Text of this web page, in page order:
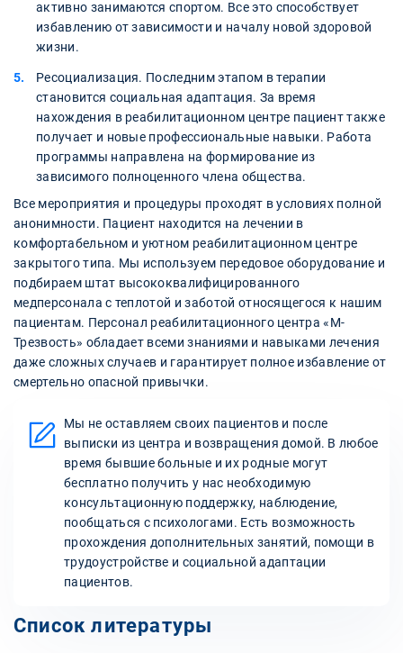
активно занимаются спортом. Все это способствует
избавлению от зависимости и началу новой здоровой
жизни.
Ресоциализация. Последним этапом в терапии
становится социальная адаптация. За время
нахождения в реабилитационном центре пациент также
получает и новые профессиональные навыки. Работа
программы направлена на формирование из
зависимого полноценного члена общества.
Все мероприятия и процедуры проходят в условиях полной
анонимности. Пациент находится на лечении в
комфортабельном и уютном реабилитационном центре
закрытого типа. Мы используем передовое оборудование и
подбираем штат высококвалифицированного
медперсонала с теплотой и заботой относящегося к нашим
пациентам. Персонал реабилитационного центра «М-
Трезвость» обладает всеми знаниями и навыками лечения
даже сложных случаев и гарантирует полное избавление от
смертельно опасной привычки.
Мы не оставляем своих пациентов и после
выписки из центра и возвращения домой. В любое
время бывшие больные и их родные могут
бесплатно получить у нас необходимую
консультационную поддержку, наблюдение,
пообщаться с психологами. Есть возможность
прохождения дополнительных занятий, помощи в
трудоустройстве и социальной адаптации
пациентов.
Список литературы